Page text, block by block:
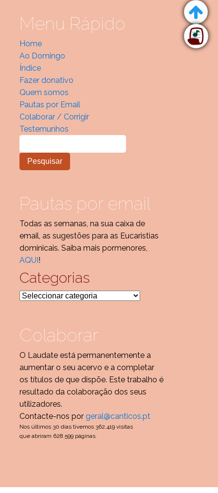
Menu Rápido
Home
Ao Domingo
Índice
Fazer donativo
Quem somos
Pautas por Email
Colaborar / Corrigir
Testemunhos
Pautas por email
Todas as semanas, na sua caixa de
email, as sugestões para as Eucaristias
dominicais. Saiba mais pormenores,
AQUI !
Categorias
Categorias
Colaborar
O Laudate está permanentemente a
aumentar o seu acervo e a completar
os títulos de que dispõe. Este trabalho é
resultado da colaboração dos seus
utilizadores.
Contacte-nos por geral@canticos.pt
Nos últimos 30 dias tivemos 362.419 visitas
que abriram 628.599 páginas.